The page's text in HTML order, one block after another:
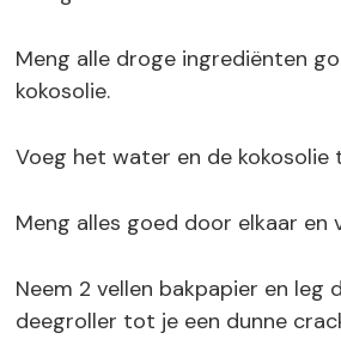
Meng alle droge ingrediënten
kokosolie.
Voeg het water en de
Meng alles goed door elkaar
Neem 2 vellen bakpapier en
deegroller tot je een dunne